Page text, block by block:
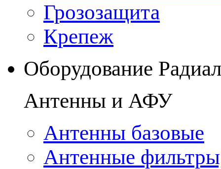
Грозозащита
Крепеж
Оборудование Радиал
Антенны и АФУ
Антенны базовые
Антенные